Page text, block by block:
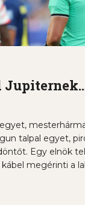
talpal egyet,
Egy elnök
megérinti a